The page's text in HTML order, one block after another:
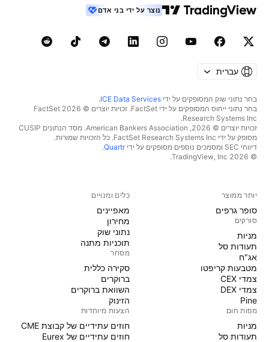
נוצר על ידי בני אדם
עברית
בחר נתוני שוק המסופקים על ידי ICE Data Services
.
בחר נתוני ייחוס המסופקים על ידי FactSet. זכויות יוצרים © 2026 ‏FactSet
Research Systems Inc.‏
זכויות יוצרים © 2026, ‏American Bankers Association. מסד הנתונים CUSIP
מסופק על ידי FactSet Research Systems Inc. כל הזכויות שמורות.
דיווחי SEC ומסמכים נוספים מסופקים על ידי
Quartr
.
© 2026 ‏TradingView, Inc.‏
יותר ממוצר
סופר גרפים
סורקים
מניות‏
תעודות סל
אג"ח
מטבעות קריפטו
צמדי CEX
צמדי DEX
Pine
מפות חום
מניות‏
תעודות סל
כלים ומנויים
מאפיינים
מחירון
נתוני שוק
תוכניות מתנה
מסחר
סקירה כללית
ברוקרים
השוואת ברוקרים
הזינוק
הצעות מיוחדות
חוזים עתידיים של קבוצת CME
חוזים עתידיים של Eurex